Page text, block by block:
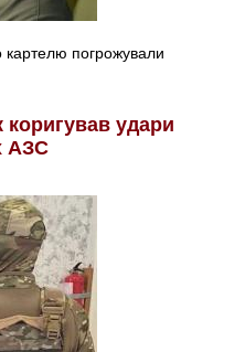
картелю погрожували
коригував удари
АЗС